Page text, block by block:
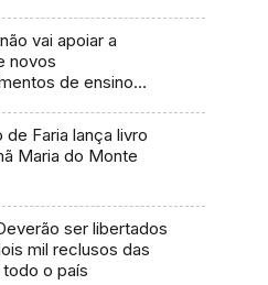
vai apoiar a
novos
de ensino
de Faria lança livro
Maria do Monte
ser libertados
mil reclusos das
o país